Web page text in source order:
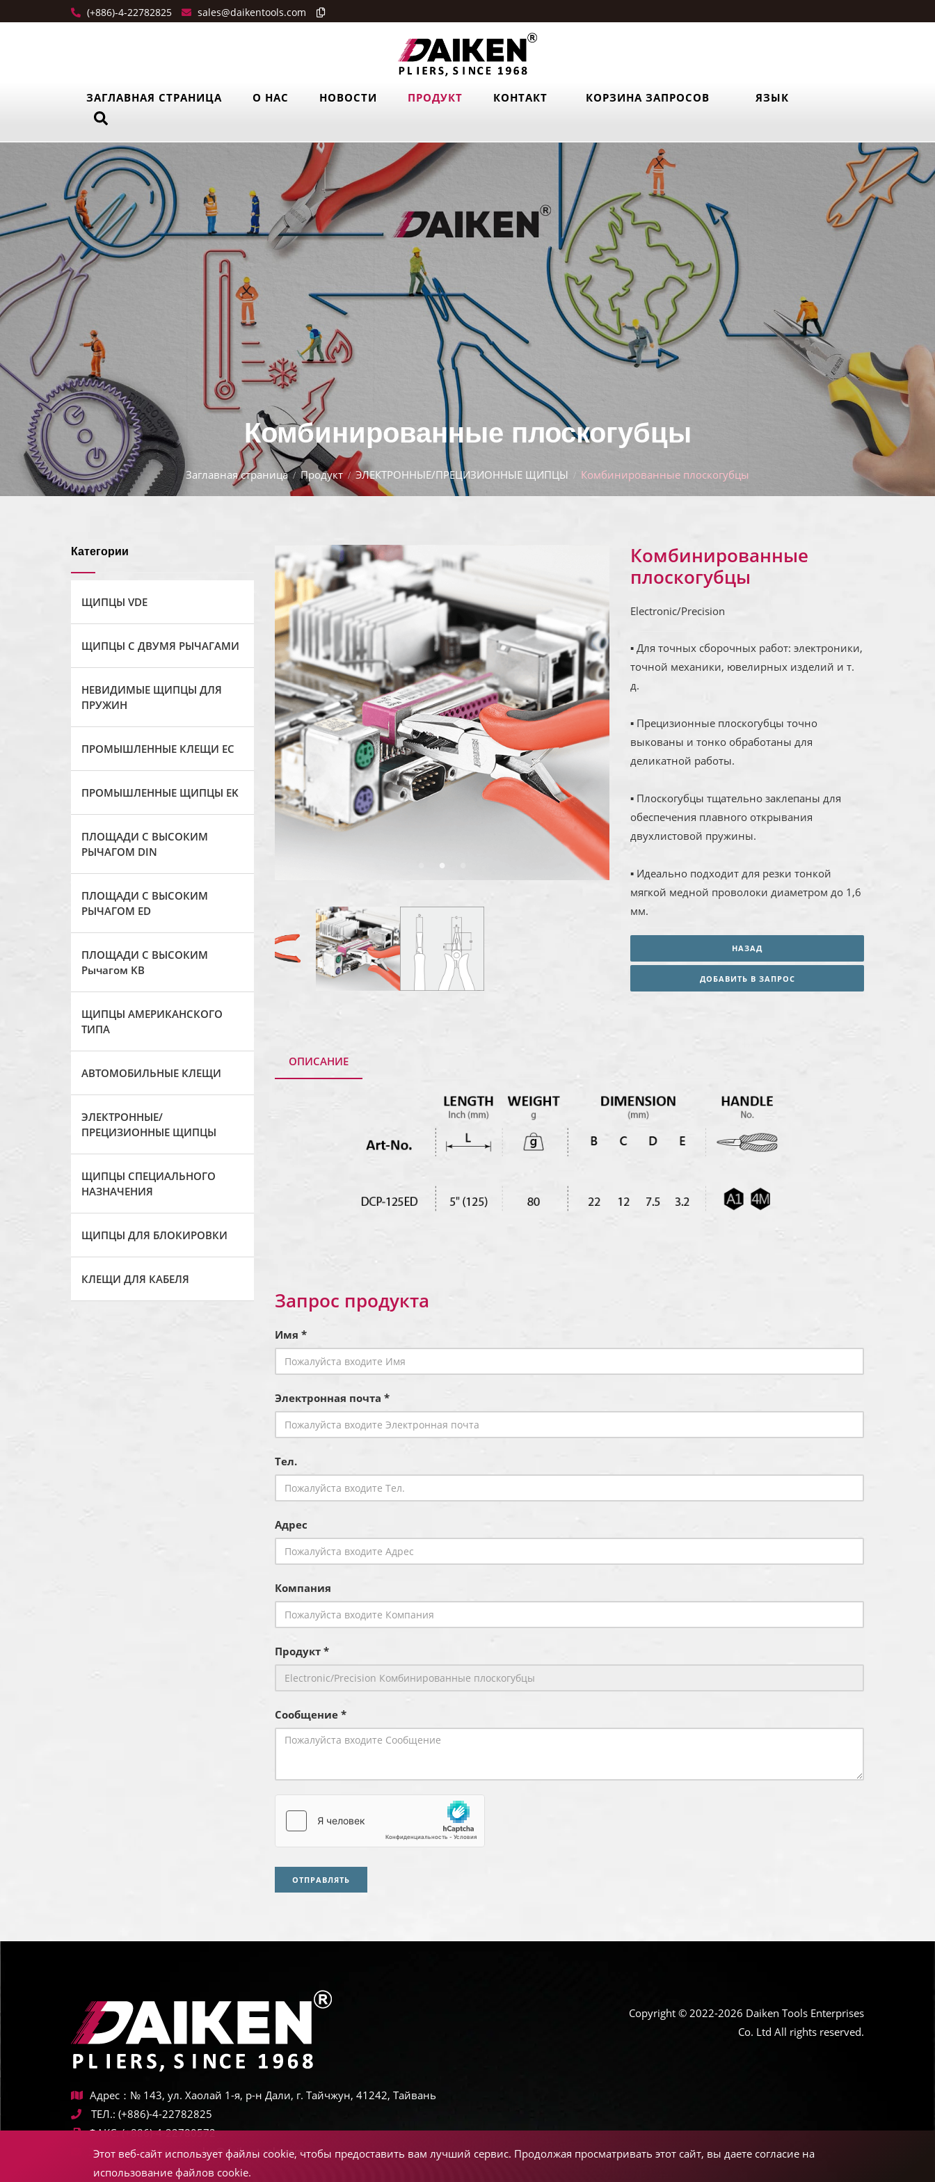
(+886)-4-22782825 sales@daikentools.com
ЗАГЛАВНАЯ СТРАНИЦА О НАС НОВОСТИ ПРОДУКТ КОНТАКТ КОРЗИНА ЗАПРОСОВ ЯЗЫК
Комбинированные плоскогубцы
Заглавная страница Продукт ЭЛЕКТРОННЫЕ/ПРЕЦИЗИОННЫЕ ЩИПЦЫ Комбинированные плоскогубцы
Категории
ЩИПЦЫ VDE
ЩИПЦЫ С ДВУМЯ РЫЧАГАМИ
НЕВИДИМЫЕ ЩИПЦЫ ДЛЯ
ПРУЖИН
ПРОМЫШЛЕННЫЕ КЛЕЩИ ЕС
ПРОМЫШЛЕННЫЕ ЩИПЦЫ EK
ПЛОЩАДИ С ВЫСОКИМ
РЫЧАГОМ DIN
ПЛОЩАДИ С ВЫСОКИМ
РЫЧАГОМ ED
ПЛОЩАДИ С ВЫСОКИМ
Рычагом KB
ЩИПЦЫ АМЕРИКАНСКОГО
ТИПА
АВТОМОБИЛЬНЫЕ КЛЕЩИ
ЭЛЕКТРОННЫЕ/
ПРЕЦИЗИОННЫЕ ЩИПЦЫ
ЩИПЦЫ СПЕЦИАЛЬНОГО
НАЗНАЧЕНИЯ
ЩИПЦЫ ДЛЯ БЛОКИРОВКИ
КЛЕЩИ ДЛЯ КАБЕЛЯ
Комбинированные
плоскогубцы
Electronic/Precision
▪ Для точных сборочных работ: электроники,
точной механики, ювелирных изделий и т.
д.
▪ Прецизионные плоскогубцы точно
выкованы и тонко обработаны для
деликатной работы.
▪ Плоскогубцы тщательно заклепаны для
обеспечения плавного открывания
двухлистовой пружины.
▪ Идеально подходит для резки тонкой
мягкой медной проволоки диаметром до 1,6
мм.
НАЗАД
ДОБАВИТЬ В ЗАПРОС
ОПИСАНИЕ
Запрос продукта
Имя *
Электронная почта *
Тел.
Адрес
Компания
Продукт *
Сообщение *
ОТПРАВЛЯТЬ
Адрес：№ 143, ул. Хаолай 1-я, р-н Дали, г. Тайчжун, 41242, Тайвань
ТЕЛ.: (+886)-4-22782825
ФАКС: (+886)-4-22780572
Электронная почта: sales@daikentools.com
Copyright © 2022-2026 Daiken Tools Enterprises
Co. Ltd All rights reserved.
Этот веб-сайт использует файлы cookie, чтобы предоставить вам лучший сервис. Продолжая просматривать этот сайт, вы даете согласие на
использование файлов cookie.